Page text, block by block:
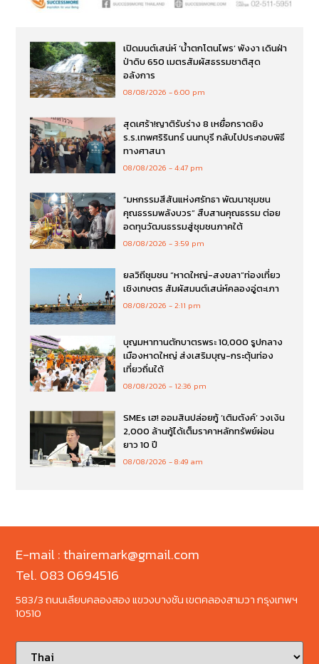
เปิดมนต์เสน่ห์ ‘น้ำตกโตนไพร’ พังงา เดินฝ่า
ป่าดิบ 650 เมตรสัมผัสธรรมชาติสุด
อลังการ
08/08/2026 6:00 pm
สุดเศร้า!ญาติรับร่าง 8 เหยื่อกราดยิง
ร.ร.เทพศริรินทร์ นนทบุรี กลับไปประกอบพิธี
ทางศาสนา
08/08/2026 4:47 pm
“มหกรรมสีสันแห่งศรัทธา พัฒนาชุมชน
คุณธรรมพลังบวร” สืบสานคุณธรรม ต่อย
อดทุนวัฒนธรรมสู่ชุมชนภาคใต้
08/08/2026 3:59 pm
ยลวิถีชุมชน “หาดใหญ่-สงขลา”ท่องเที่ยว
เชิงเกษตร สัมผัสมนต์เสน่ห์คลองอู่ตะเภา
08/08/2026 2:11 pm
บุญมหาทานตักบาตรพระ 10,000 รูปกลาง
เมืองหาดใหญ่ ส่งเสริมบุญ-กระตุ้นท่อง
เที่ยวถิ่นใต้
08/08/2026 12:36 pm
SMEs เฮ! ออมสินปล่อยกู้ ‘เติมตังค์’ วงเงิน
2,000 ล้านกู้ได้เต็มราคาหลักทรัพย์ผ่อน
ยาว 10 ปี
08/08/2026 8:49 am
E-mail : thairemark@gmail.com
Tel. 083 0694516
583/3 ถนนเลียบคลองสอง แขวงบางชัน เขตคลองสามวา กรุงเทพฯ
10510